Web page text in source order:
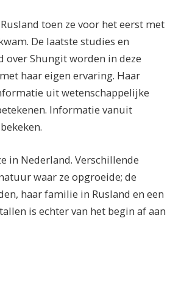
toen ze voor het eerst met
De laatste studies en
Shungit worden in deze
haar eigen ervaring. Haar
uit wetenschappelijke
Informatie vanuit
in Nederland. Verschillende
waar ze opgroeide; de
haar familie in Rusland en een
is echter van het begin af aan